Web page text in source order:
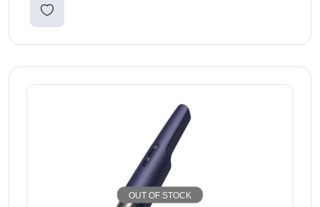
OUT OF STOCK